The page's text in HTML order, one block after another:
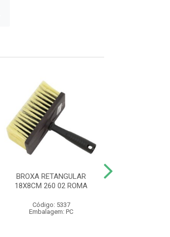
BROXA RETANGULAR
18X8CM 260 02 ROMA
Código: 5337
Embalagem: PC